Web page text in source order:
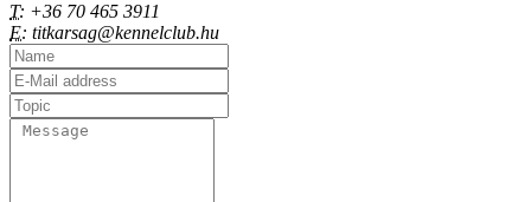
T: +36 70 465 3911
E: titkarsag@kennelclub.hu